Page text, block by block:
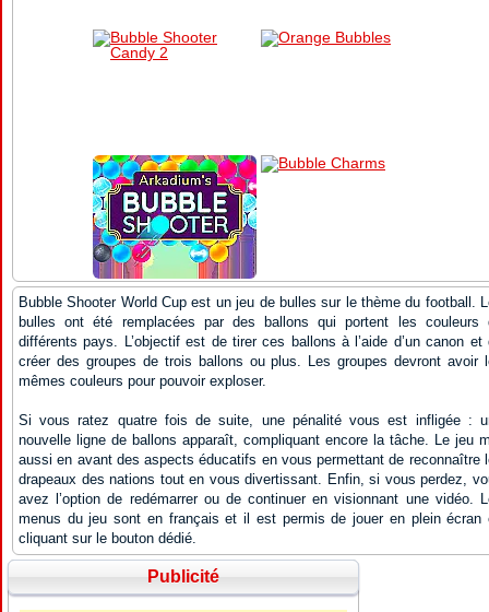
Bubble Shooter World Cup est un jeu de bulles sur le thème du football.
bulles ont été remplacées par des ballons qui portent les couleurs
différents pays. L’objectif est de tirer ces ballons à l’aide d’un canon et
créer des groupes de trois ballons ou plus. Les groupes devront avoir
mêmes couleurs pour pouvoir exploser.
Si vous ratez quatre fois de suite, une pénalité vous est infligée :
nouvelle ligne de ballons apparaît, compliquant encore la tâche. Le jeu
aussi en avant des aspects éducatifs en vous permettant de reconnaître
drapeaux des nations tout en vous divertissant. Enfin, si vous perdez,
avez l’option de redémarrer ou de continuer en visionnant une vidéo.
menus du jeu sont en français et il est permis de jouer en plein écran
cliquant sur le bouton dédié.
Publicité